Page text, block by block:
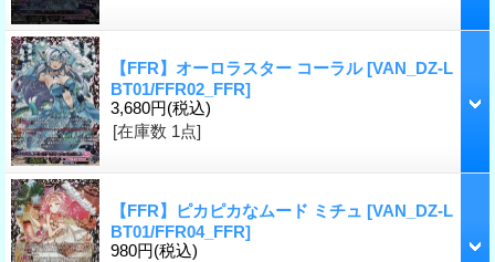
【FFR】オーロラスター コーラル[VAN_DZ-L
BT01/FFR02_FFR]
3,680円(税込)
[在庫数 1点]
【FFR】ピカピカなムード ミチュ [VAN_DZ-L
BT01/FFR04_FFR]
980円(税込)